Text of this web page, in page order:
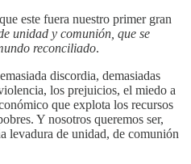
este fuera nuestro primer gran
unidad y comunión, que se
reconciliado.
discordia, demasiadas
los prejuicios, el miedo a
que explota los recursos
Y nosotros queremos ser,
levadura de unidad, de comunión